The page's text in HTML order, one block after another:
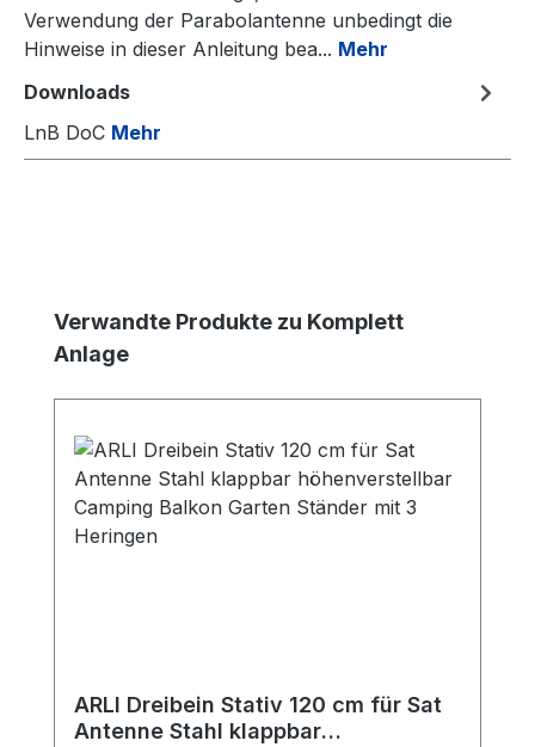
Verwendung der Parabolantenne unbedingt die
Hinweise in dieser Anleitung bea... Mehr
Downloads
LnB DoC Mehr
Produktgalerie überspringen
Verwandte Produkte zu Komplett
Anlage
ARLI Dreibein Stativ 120 cm für Sat
Antenne Stahl klappbar